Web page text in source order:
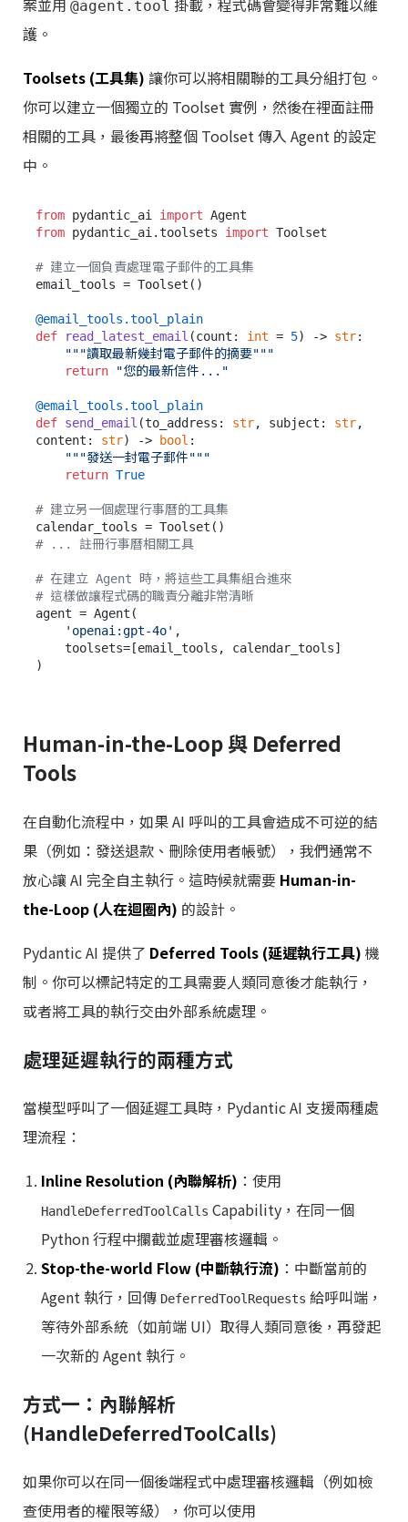
案並用 @agent.tool 掛載，程式碼會變得非常難以維
護。
Toolsets (工具集) 讓你可以將相關聯的工具分組打包。
你可以建立一個獨立的 Toolset 實例，然後在裡面註冊
相關的工具，最後再將整個 Toolset 傳入 Agent 的設定
中。
from pydantic_ai import
from pydantic_ai.toolsets import Toolset
# 建立一個負責處理電子郵件的工具集
email_tools = Toolset()
@email_tools.tool_plain
def
read_latest_email (count: int = 5) -> str:
"""讀取最新幾封電子郵件的摘要"""
return
"您的最新信件..."
@email_tools.tool_plain
def send_email (to_address: str, subject: str,
content: str) -> bool :
"""發送一封電子郵件"""
return True
# 建立另一個處理行事曆的工具集
# ... 註冊行事曆相關工具
# 在建立 Agent 時，將這些工具集組合進來
# 這樣做讓程式碼的職責分離非常清晰
agent = Agent(
'openai:gpt-4o' ,
Human-in-the-Loop 與 Deferred
Tools
在自動化流程中，如果 AI 呼叫的工具會造成不可逆的結
果（例如：發送退款、刪除使用者帳號），我們通常不
放心讓 AI 完全自主執行。這時候就需要 Human-in-
the-Loop (人在迴圈內) 的設計。
Pydantic AI 提供了 Deferred Tools (延遲執行工具) 機
制。你可以標記特定的工具需要人類同意後才能執行，
或者將工具的執行交由外部系統處理。
處理延遲執行的兩種方式
當模型呼叫了一個延遲工具時，Pydantic AI 支援兩種處
理流程：
Inline Resolution (內聯解析) ：使用
HandleDeferredToolCalls Capability，在同一個
Python 行程中攔截並處理審核邏輯。
Stop-the-world Flow (中斷執行流) ：中斷當前的
Agent 執行，回傳 DeferredToolRequests 給呼叫端，
等待外部系統（如前端 UI）取得人類同意後，再發起
一次新的 Agent 執行。
方式一：內聯解析
(HandleDeferredToolCalls)
如果你可以在同一個後端程式中處理審核邏輯（例如檢
查使用者的權限等級），你可以使用